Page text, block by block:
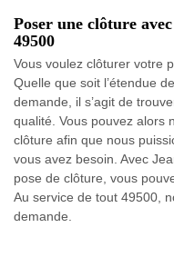
Poser une clôture
49500
Vous voulez clôturer votre
Quelle que soit l’étendue
demande, il s’agit de
qualité. Vous pouvez alors
clôture afin que nous
vous avez besoin. Avec
pose de clôture, vous
Au service de tout 49500,
demande.